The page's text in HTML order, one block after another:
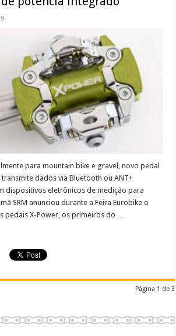
para mountain bike e gravel, novo pedal
dados via Bluetooth ou ANT+
dispositivos eletrônicos de medição para
SRM anunciou durante a Feira Eurobike o
pedais X-Power, os primeiros do …
Página 1 de 3